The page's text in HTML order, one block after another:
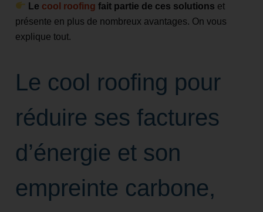
Le cool roofing fait partie de ces solutions et
présente en plus de nombreux avantages. On vous
explique tout.
Le cool roofing pour
réduire ses factures
d’énergie et son
empreinte carbone,